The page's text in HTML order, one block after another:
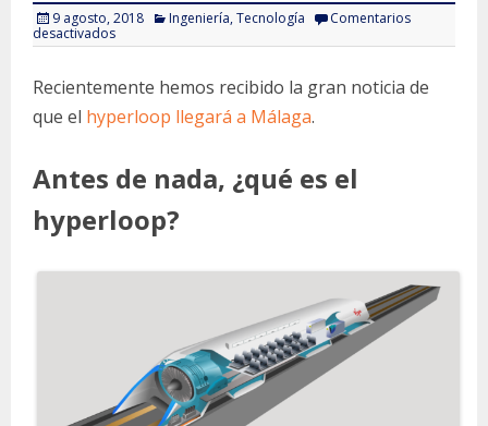
9 agosto, 2018 Ingeniería,Tecnología
Comentarios
desactivadosen
Hyperloop:
de
transporte
que
se
Recientemente hemos recibido la gran noticia de
que el hyperloop llegará a Málaga.
Antes de nada, ¿qué es el
hyperloop?